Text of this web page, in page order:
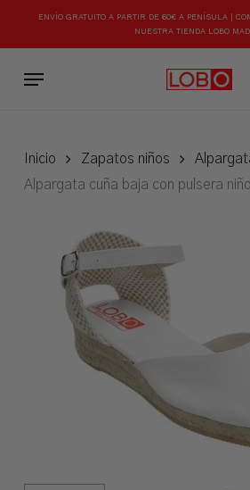
content
ENVÍO GRATUITO A PARTIR DE 60€ A PENÍSULA |
NUESTRA TIENDA LOBO
Menu
Carrito
Inicio Zapatos niños
Alpargata cuña baja con pulsera